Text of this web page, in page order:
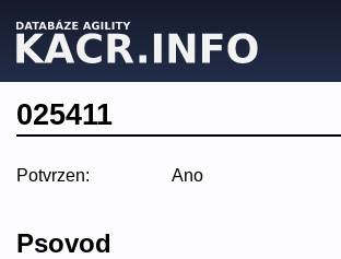
025411
Potvrzen: Ano
Psovod